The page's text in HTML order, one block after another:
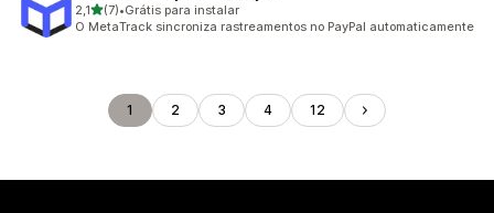
2,1de 5 estrelas
(7)
7 avaliações ao todo
•Grátis para instalar
O MetaTrack sincroniza rastreamentos no PayPal automaticamente
1 2 3 4 12